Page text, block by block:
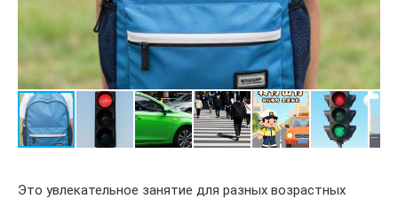
Это увлекательное занятие для разных возрастных